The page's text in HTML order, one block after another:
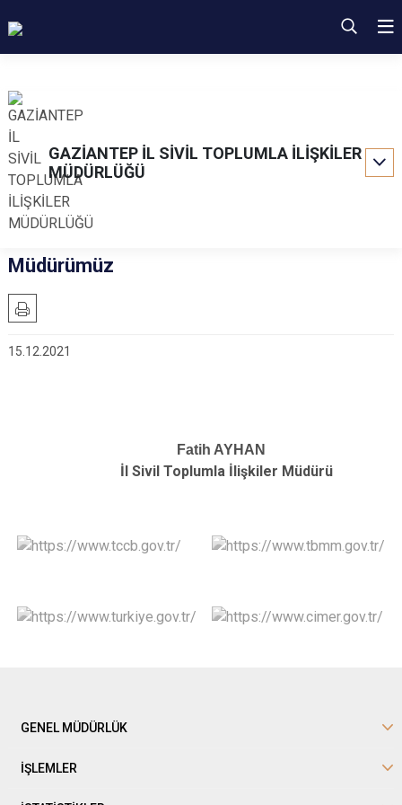
GAZİANTEP İL SİVİL TOPLUMLA İLİŞKİLER
MÜDÜRLÜĞÜ
Müdürümüz
15.12.2021
Fatih AYHAN
İl Sivil Toplumla İlişkiler Müdürü
GENEL MÜDÜRLÜK
İŞLEMLER